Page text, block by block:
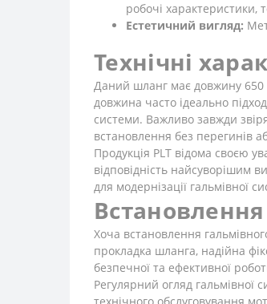
робочі характеристики,
Естетичний вигляд:
Технічні
Даний шланг має довжину 650
довжина часто ідеально
системи. Важливо завжди
встановлення без перегинів
Продукція PLT відома своєю
відповідність найсуворішим
для модернізації гальмівної
Встановлення
Хоча встановлення
прокладка шланга, надійна
безпечної та ефективної
Регулярний огляд